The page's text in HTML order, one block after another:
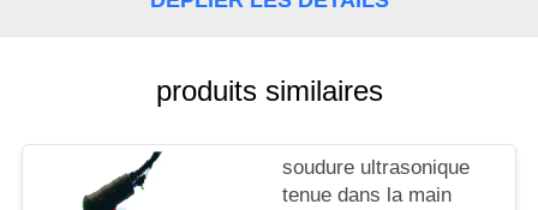
POLITIQUE
produits similaires
soudure ultrasonique
tenue dans la main